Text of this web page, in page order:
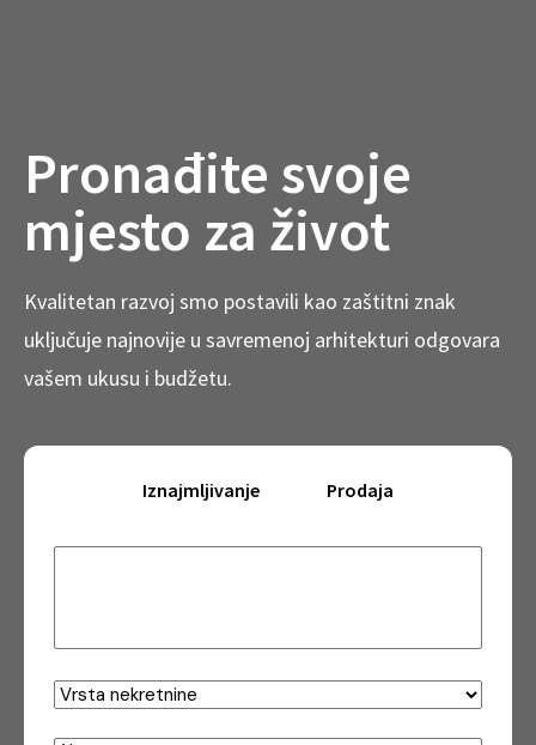
Pronađite svoje
mjesto za život
Kvalitetan razvoj smo postavili kao zaštitni znak
uključuje najnovije u savremenoj arhitekturi odgovara
vašem ukusu i budžetu.
Iznajmljivanje Prodaja